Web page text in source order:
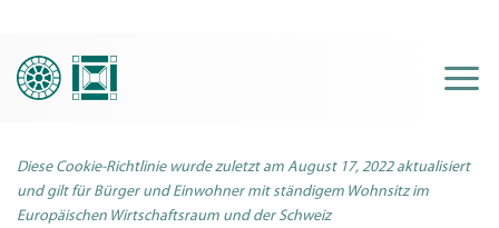
content
Diese Cookie-Richtlinie wurde zuletzt am August 17, 2022 aktualisiert
und gilt für Bürger und Einwohner mit ständigem Wohnsitz im
Europäischen Wirtschaftsraum und der Schweiz